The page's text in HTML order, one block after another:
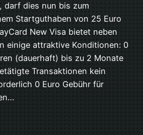
darf dies nun bis zum
Startguthaben von 25 Euro
New Visa bietet neben
einige attraktive Konditionen: 0
(dauerhaft) bis zu 2 Monate
Transaktionen kein
0 Euro Gebühr für